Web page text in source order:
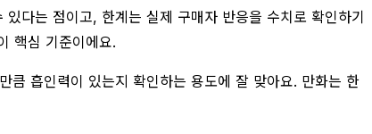
다는 점이고, 한계는 실제 구매자 반응을 수치로 확인하기
핵심 기준이에요.
큼 흡인력이 있는지 확인하는 용도에 잘 맞아요. 만화는 한